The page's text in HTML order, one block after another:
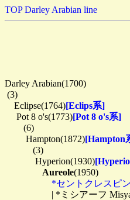
TOP Darley Arabian line
Darley Arabian(1700)
(3)
Eclipse(1764)[Eclips系]
Pot 8 o's(1773)[Pot 8 o's系]
(6)
Hampton(1872)[Hampton
(3)
Hyperion(1930)
Aureole(1950)
*セントクレスピン
| *ミシアーフ